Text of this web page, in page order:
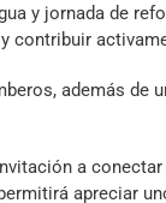
y jornada de
contribuir
además de
a
apreciar